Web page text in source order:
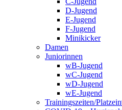
D-Jugend
E-Jugend
F-Jugend
Minikicker
Damen
Juniorinnen
wB-Jugend
wC-Jugend
wD-Jugend
wE-Jugend
Trainingszeiten/